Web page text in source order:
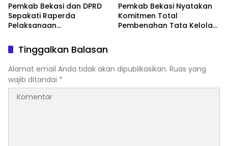
Pemkab Bekasi dan DPRD
Sepakati Raperda
Pelaksanaan
APBD 2025, Perkuat
Akuntabilitas Tata Kelola
Keuangan Daerah
Pemkab Bekasi Nyatakan
Komitmen Total
Pembenahan Tata Kelola
Tinggalkan Balasan
Alamat email Anda tidak akan dipublikasikan. Ruas yang
wajib ditandai *